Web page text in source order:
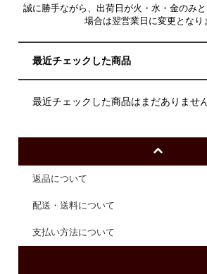
誠に勝手ながら、出荷日が火・水・金のみ
場合は翌営業日に変更となり
最近チェックした商品
最近チェックした商品はまだありません
返品について
配送・送料について
支払い方法について